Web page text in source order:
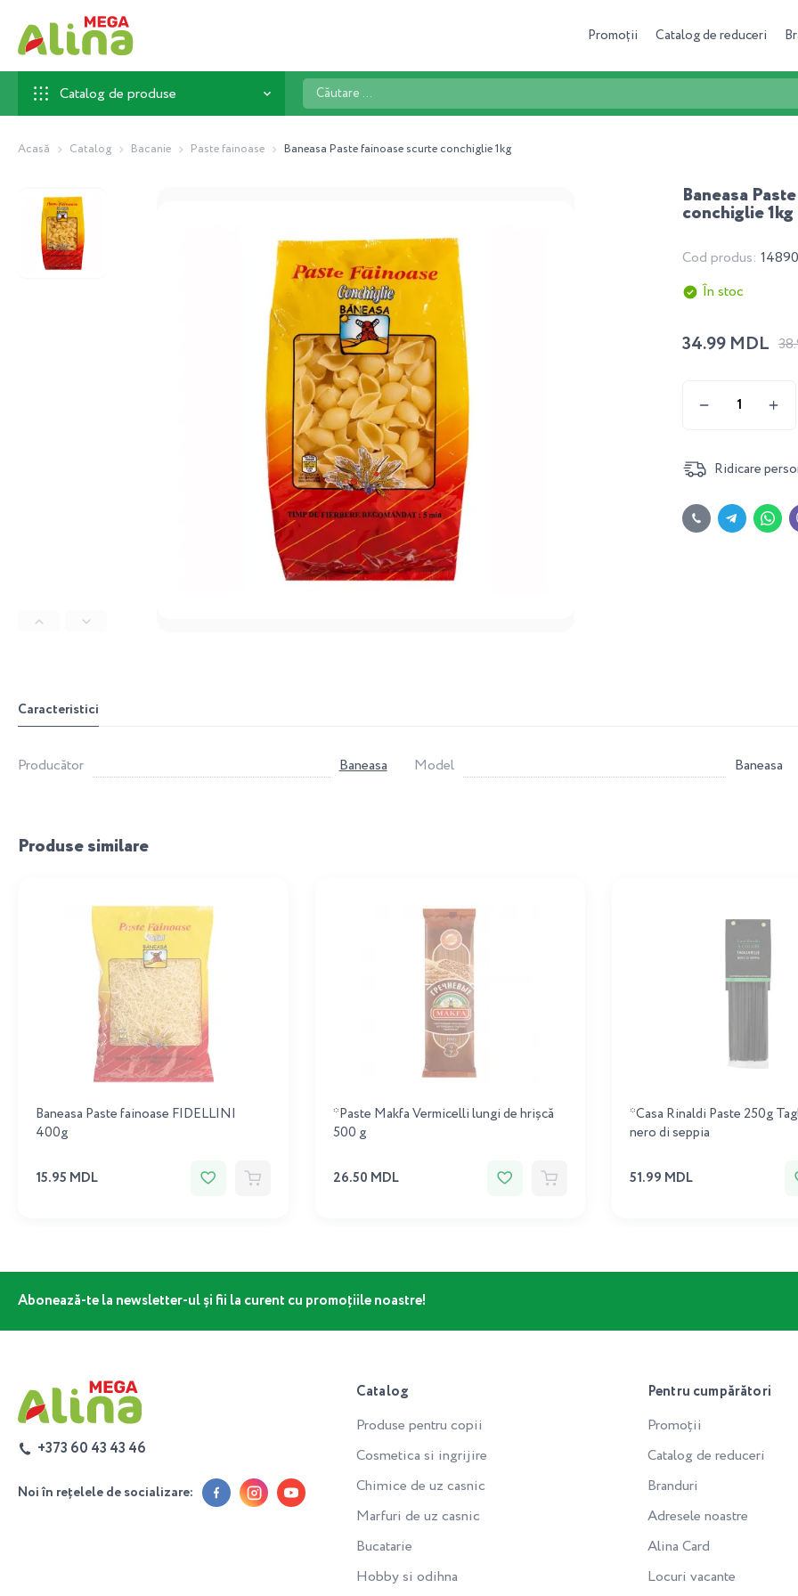
Promoții Catalog de reduceri
Catalog de produse
Căutare
...
Acasă Catalog Bacanie Paste fainoase Baneasa Paste fainoase scurte conchiglie 1kg
Baneasa
conchiglie 1kg
Cod produs:
În stoc
34.99 MDL
Ridicare
Caracteristici
Producător Baneasa Model Baneasa
Produse similare
Baneasa Paste fainoase FIDELLINI
400g
15.95 MDL
*Paste Makfa Vermicelli lungi de hrișcă
500 g
26.50 MDL
*Casa Rinaldi Paste 250g
nero di seppia
51.99 MDL
Abonează-te la newsletter-ul și fii la curent cu promoțiile noastre!
+373 60 43 43 46
Noi în rețelele de socializare:
Catalog
Produse pentru copii
Cosmetica si ingrijire
Chimice de uz casnic
Marfuri de uz casnic
Bucatarie
Hobby si odihna
Pentru cumpărători
Promoții
Catalog de reduceri
Branduri
Adresele noastre
Alina Card
Locuri vacante